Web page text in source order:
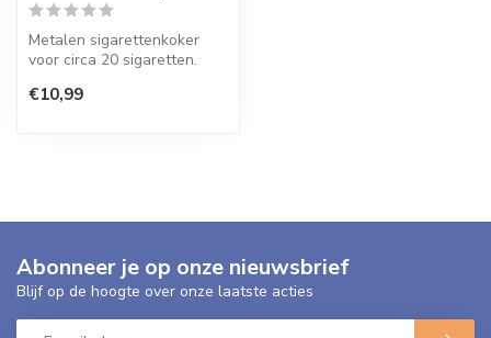
Metalen sigarettenkoker
voor circa 20 sigaretten.
€10,99
Abonneer je op onze nieuwsbrief
Blijf op de hoogte over onze laatste acties